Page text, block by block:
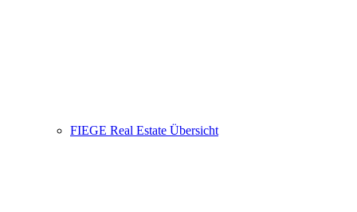
FIEGE Real Estate Übersicht